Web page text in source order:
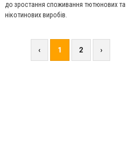
до зростання споживання тютюнових та
нікотинових виробів.
‹ 1 2 ›